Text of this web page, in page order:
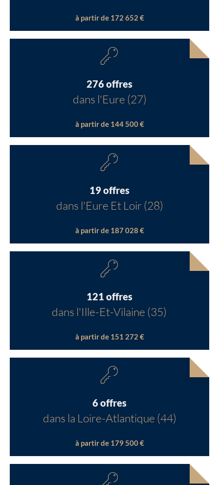
à partir de 172 652 €
276 offres
dans l'Eure (27)
à partir de 144 500 €
19 offres
dans l'Eure Et Loir (28)
à partir de 187 028 €
121 offres
dans l'Ille-Et-Vilaine (35)
à partir de 151 272 €
6 offres
dans la Loire-Atlantique (44)
à partir de 179 500 €